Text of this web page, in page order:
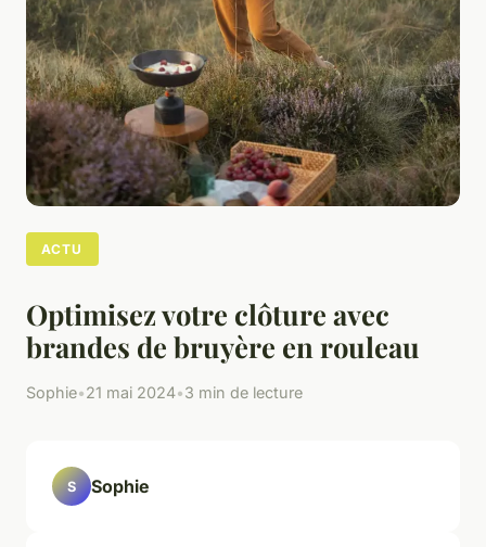
ACTU
Optimisez votre clôture avec
brandes de bruyère en rouleau
Sophie•21 mai 2024•3 min de lecture
S Sophie